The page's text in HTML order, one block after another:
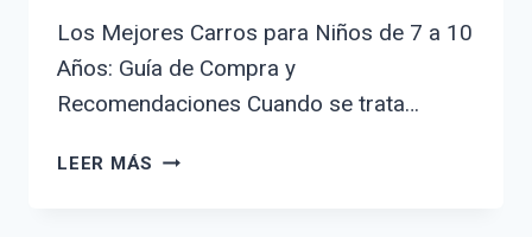
Los Mejores Carros para Niños de 7 a 10
Años: Guía de Compra y
Recomendaciones Cuando se trata…
LEER MÁS LOS